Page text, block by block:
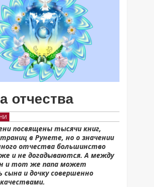
отчества
посвящены тысячи книг,
в Рунете, но о значении
отчества большинство
и не догадываются. А между
и тот же папа может
сына и дочку совершенно